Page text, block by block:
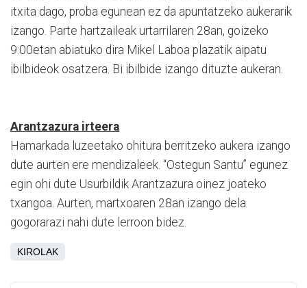
itxita dago, proba egunean ez da apuntatzeko aukerarik
izango. Parte hartzaileak urtarrilaren 28an, goizeko
9:00etan abiatuko dira Mikel Laboa plazatik aipatu
ibilbideok osatzera. Bi ibilbide izango dituzte aukeran.
Arantzazura irteera
Hamarkada luzeetako ohitura berritzeko aukera izango
dute aurten ere mendizaleek. “Ostegun Santu” egunez
egin ohi dute Usurbildik Arantzazura oinez joateko
txangoa. Aurten, martxoaren 28an izango dela
gogorarazi nahi dute lerroon bidez.
KIROLAK